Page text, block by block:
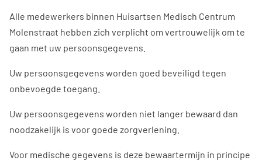
Alle medewerkers binnen Huisartsen Medisch Centrum
Molenstraat hebben zich verplicht om vertrouwelijk om te
gaan met uw persoonsgegevens.
Uw persoonsgegevens worden goed beveiligd tegen
onbevoegde toegang.
Uw persoonsgegevens worden niet langer bewaard dan
noodzakelijk is voor goede zorgverlening.
Voor medische gegevens is deze bewaartermijn in principe